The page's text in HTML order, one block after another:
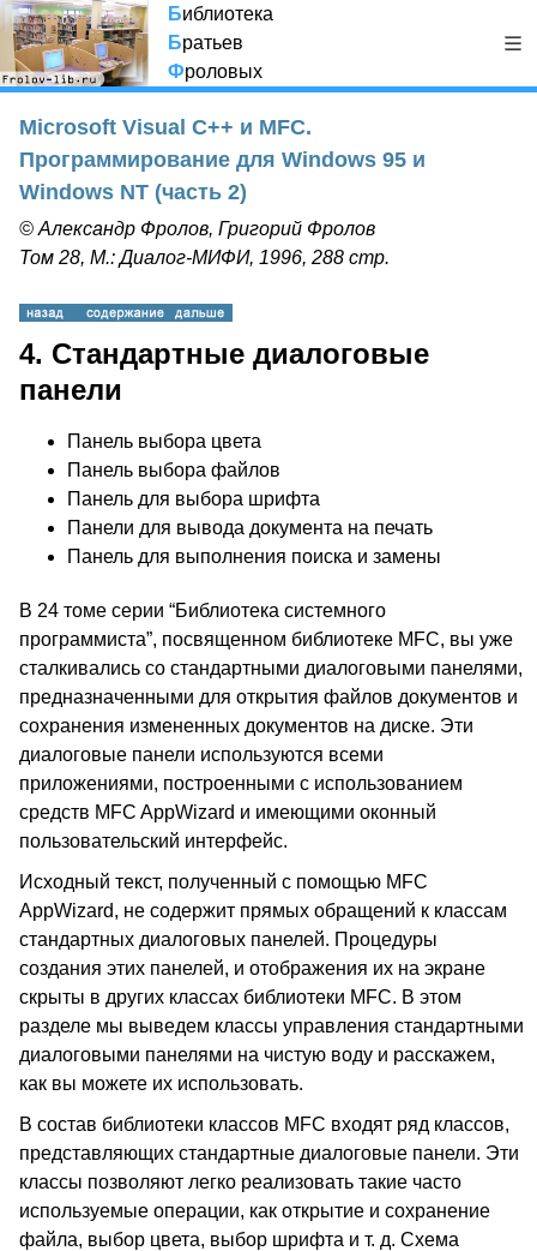
Библиотека
Братьев
Фроловых
Microsoft Visual C++ и MFC.
Программирование для Windows 95 и
Windows NT (часть 2)
© Александр Фролов, Григорий Фролов
Том 28, М.: Диалог-МИФИ, 1996, 288 стр.
4. Стандартные диалоговые
панели
Панель выбора цвета
Панель выбора файлов
Панель для выбора шрифта
Панели для вывода документа на печать
Панель для выполнения поиска и замены
В 24 томе серии “Библиотека системного
программиста”, посвященном библиотеке MFC, вы уже
сталкивались со стандартными диалоговыми панелями,
предназначенными для открытия файлов документов и
сохранения измененных документов на диске. Эти
диалоговые панели используются всеми
приложениями, построенными с использованием
средств MFC AppWizard и имеющими оконный
пользовательский интерфейс.
Исходный текст, полученный с помощью MFC
AppWizard, не содержит прямых обращений к классам
стандартных диалоговых панелей. Процедуры
создания этих панелей, и отображения их на экране
скрыты в других классах библиотеки MFC. В этом
разделе мы выведем классы управления стандартными
диалоговыми панелями на чистую воду и расскажем,
как вы можете их использовать.
В состав библиотеки классов MFC входят ряд классов,
представляющих стандартные диалоговые панели. Эти
классы позволяют легко реализовать такие часто
используемые операции, как открытие и сохранение
файла, выбор цвета, выбор шрифта и т. д. Схема